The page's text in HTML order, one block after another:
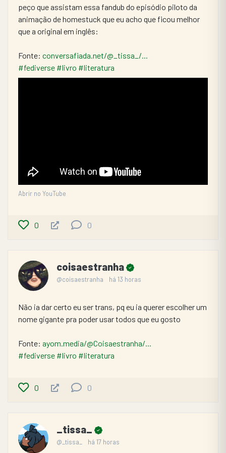
peço que assistam essa fandub do episódio piloto da
animação de homestuck que eu acho que ficou melhor
que a original em inglês:
Fonte: conversafiada.net/@_tissa_/...
#fediverse #livro #literatura
Abrir no YouTube
0 0
coisaestranha
@coisaestranha há 13 horas
Não ia dar certo eu ser trans, pq eu ia querer escolher um
nome gigante pra poder usar todos que eu gosto
Fonte: ayom.media/@Coisaestranha/...
#fediverse #livro #literatura
0 0
_tissa_
@_tissa_ há 17 horas